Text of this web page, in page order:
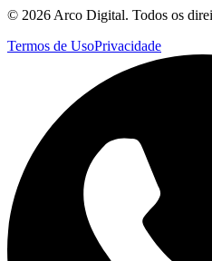
© 2026 Arco Digital. Todos os
Termos de UsoPrivacidade